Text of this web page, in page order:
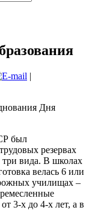
|
Дня
был
резервах
вида. В школах
велась 6 или
училищах –
3-х до 4-х лет, а в